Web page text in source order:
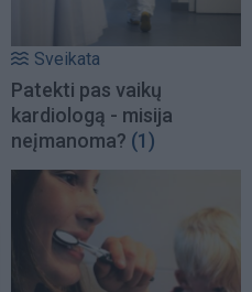
Sveikata
Patekti pas vaikų
kardiologą - misija
neįmanoma? (1)